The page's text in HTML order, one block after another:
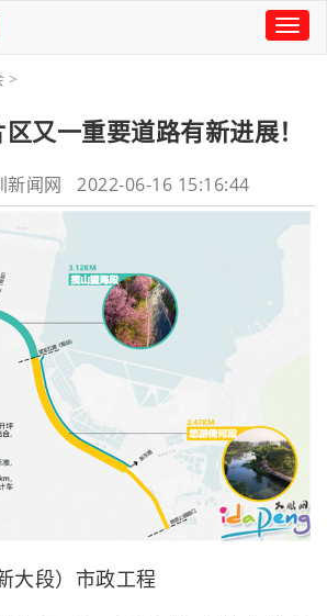
Toggle
>
又一重要道路有新进展！
新闻网 2022-06-16 15:16:44
大段）市政工程